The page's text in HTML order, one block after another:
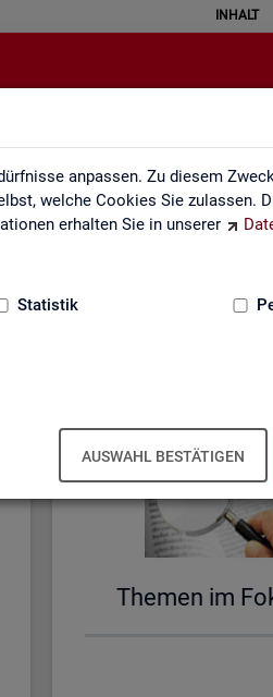
anpassen. Zu diesem
welche Cookies Sie zulassen.
erhalten Sie in unserer
Statistik
AUSWAHL BESTÄTIGEN
INHALT
The­men im